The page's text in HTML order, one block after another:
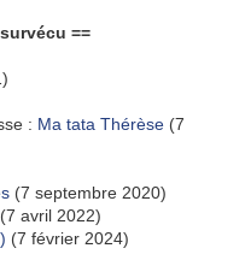
==
: Ma tata Thérèse (7
(7 septembre 2020)
(7 avril 2022)
(7 février 2024)